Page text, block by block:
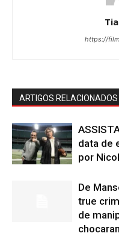
https://
ARTIGOS RELACIONADOS
data de
por
De
true
de